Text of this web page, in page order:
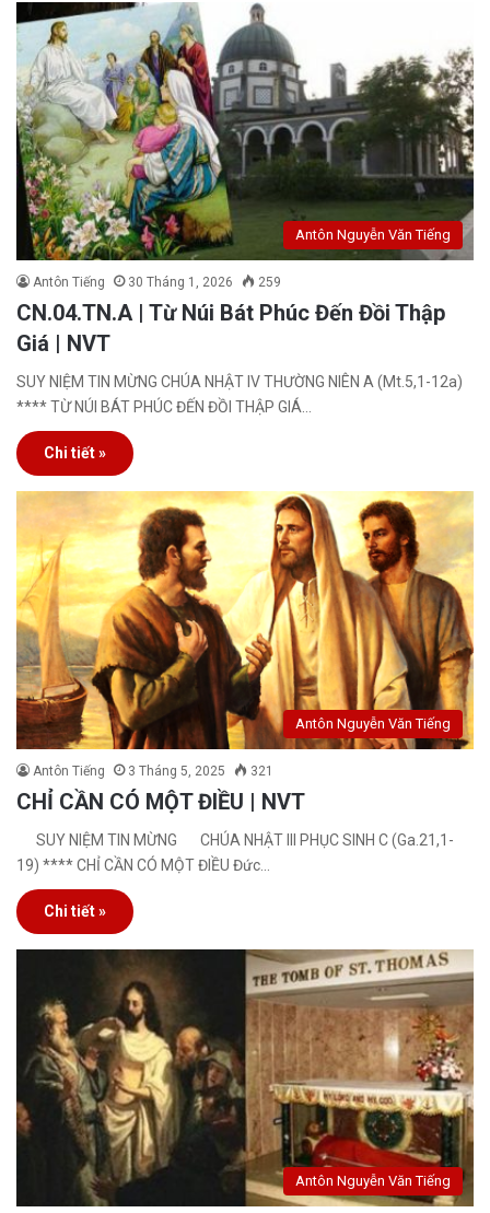
Antôn Nguyễn Văn Tiếng
Antôn Tiếng 30 Tháng 1, 2026 259
CN.04.TN.A | Từ Núi Bát Phúc Đến Đồi Thập
Giá | NVT
SUY NIỆM TIN MỪNG CHÚA NHẬT IV THƯỜNG NIÊN A (Mt.5,1-12a)
**** TỪ NÚI BÁT PHÚC ĐẾN ĐỒI THẬP GIÁ…
Chi tiết »
Antôn Nguyễn Văn Tiếng
Antôn Tiếng 3 Tháng 5, 2025 321
CHỈ CẦN CÓ MỘT ĐIỀU | NVT
SUY NIỆM TIN MỪNG CHÚA NHẬT III PHỤC SINH C (Ga.21,1-
19) **** CHỈ CẦN CÓ MỘT ĐIỀU Đức…
Chi tiết »
Antôn Nguyễn Văn Tiếng